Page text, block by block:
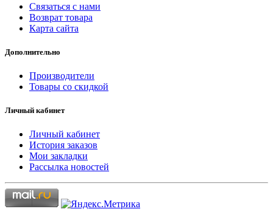
Связаться с нами
Возврат товара
Карта сайта
Дополнительно
Производители
Товары со скидкой
Личный кабинет
Личный кабинет
История заказов
Мои закладки
Рассылка новостей